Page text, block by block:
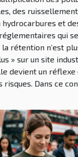
des
hydrocarbures et
qui se
rétention n’est
» sur un site
devient un réflexe
risques. Dans ce